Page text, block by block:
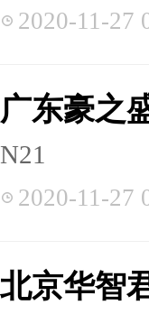
2020-11-27
广东豪之
N21
2020-11-27
北京华智